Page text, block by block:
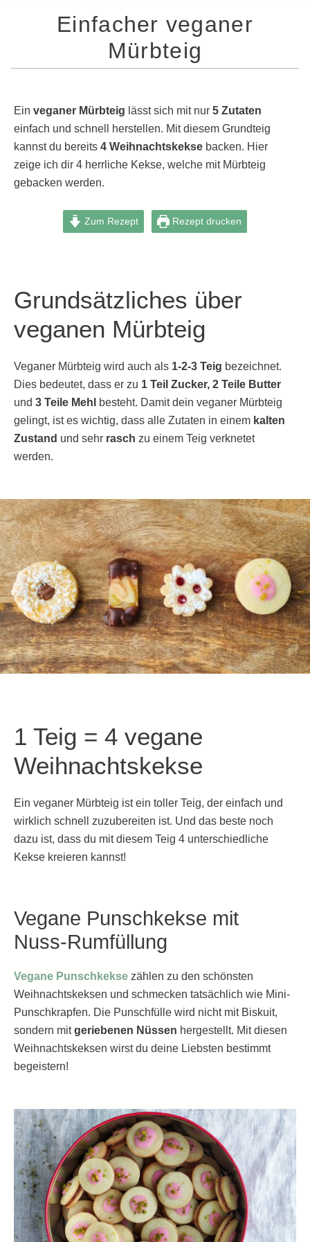
Einfacher veganer
Mürbteig
Ein veganer Mürbteig lässt sich mit nur 5 Zutaten
einfach und schnell herstellen. Mit diesem Grundteig
kannst du bereits 4 Weihnachtskekse backen. Hier
zeige ich dir 4 herrliche Kekse, welche mit Mürbteig
gebacken werden.
Zum Rezept Rezept drucken
Grundsätzliches über
veganen Mürbteig
Veganer Mürbteig wird auch als 1-2-3 Teig bezeichnet.
Dies bedeutet, dass er zu 1 Teil Zucker, 2 Teile Butter
und 3 Teile Mehl
besteht. Damit dein veganer Mürbteig
gelingt, ist es wichtig, dass alle Zutaten in einem kalten
Zustand und sehr rasch zu einem Teig verknetet
werden.
1 Teig = 4 vegane
Weihnachtskekse
Ein veganer Mürbteig ist ein toller Teig, der einfach und
wirklich schnell zuzubereiten ist. Und das beste noch
dazu ist, dass du mit diesem Teig 4 unterschiedliche
Kekse kreieren kannst!
Vegane Punschkekse mit
Nuss-Rumfüllung
Vegane Punschkekse zählen zu den schönsten
Weihnachtskeksen und schmecken tatsächlich wie Mini-
Punschkrapfen. Die Punschfülle wird nicht mit Biskuit,
sondern mitgeriebenen Nüssen hergestellt. Mit diesen
Weihnachtskeksen wirst du deine Liebsten bestimmt
begeistern!